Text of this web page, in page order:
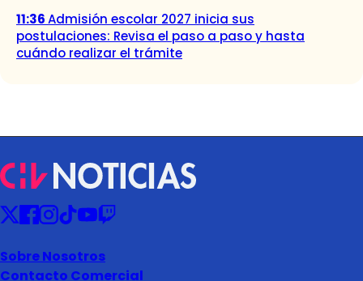
11:36Admisión escolar 2027 inicia sus
postulaciones: Revisa el paso a paso y hasta
cuándo realizar el trámite
Sobre Nosotros
Contacto Comercial